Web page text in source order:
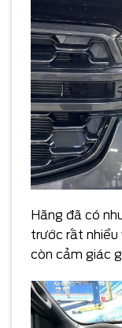
Hãng đã có
trước rất
còn cảm giác